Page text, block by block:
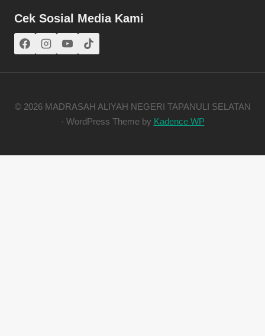
Cek Sosial Media Kami
© 2026 MADRASAH ALIYAH NEGERI TAPANULI SELATAN
- WordPress Theme by Kadence WP